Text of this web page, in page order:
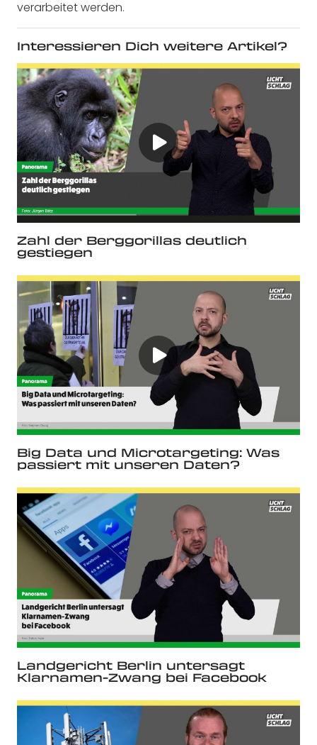
verarbeitet werden.
Interessieren Dich weitere Artikel?
Zahl der Berggorillas deutlich
gestiegen
Big Data und Microtargeting: Was
passiert mit unseren Daten?
Landgericht Berlin untersagt
Klarnamen-Zwang bei Facebook